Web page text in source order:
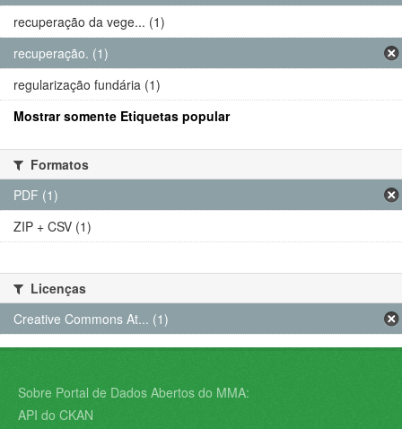
recuperação da vege... (1)
recuperação. (1)
regularização fundária (1)
Mostrar somente Etiquetas popular
Formatos
PDF (1)
ZIP + CSV (1)
Licenças
Creative Commons At... (1)
Sobre Portal de Dados Abertos do MMA:
API do CKAN